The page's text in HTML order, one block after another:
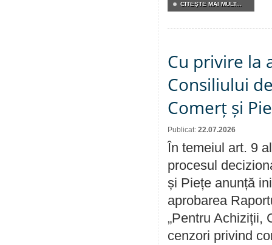
CITEŞTE MAI MULT...
Cu privire la
Consiliului
Comerț și
Publicat: 22.07.2026
În temeiul art. 9
procesul
și Piețe anunță
aprobarea
„Pentru Achiziții,
cenzori privind